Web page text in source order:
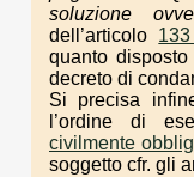
soluzione
dell’articolo
quanto
decreto di
Si precisa
l’ordine di
civilmente
soggetto cfr. gli